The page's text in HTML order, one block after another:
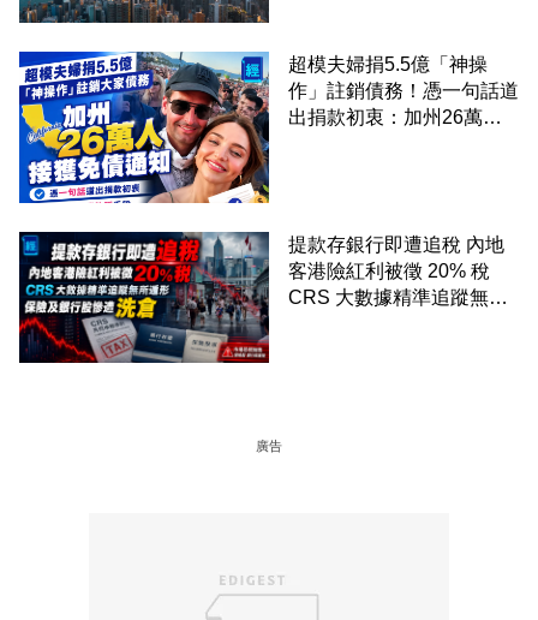
超模夫婦捐5.5億「神操
作」註銷債務！憑一句話道
出捐款初衷：加州26萬人
提款存銀行即遭追稅 內地
客港險紅利被徵 20% 稅
CRS 大數據精準追蹤無所
廣告